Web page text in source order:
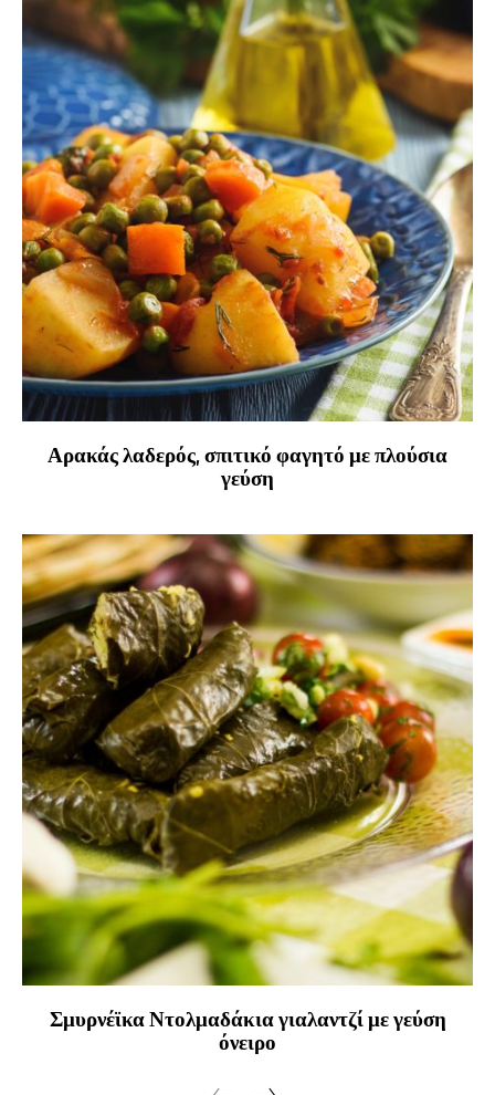
Αρακάς λαδερός, σπιτικό φαγητό με πλούσια
γεύση
Σμυρνέϊκα Ντολμαδάκια γιαλαντζί με γεύση
όνειρο